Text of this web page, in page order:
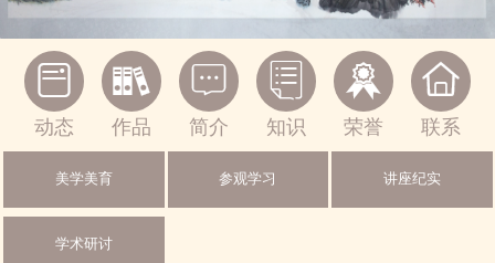
书画常识
联系我们
一起交流
绘画作品

动态

作品

简介

知识

荣誉

联系
美学美育 参观学习 讲座纪实
学术研讨